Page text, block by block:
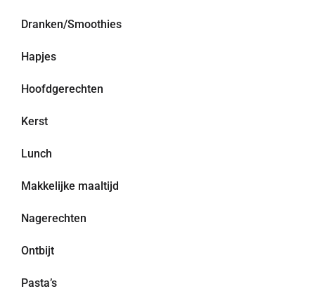
Dranken/Smoothies
Hapjes
Hoofdgerechten
Kerst
Lunch
Makkelijke maaltijd
Nagerechten
Ontbijt
Pasta’s